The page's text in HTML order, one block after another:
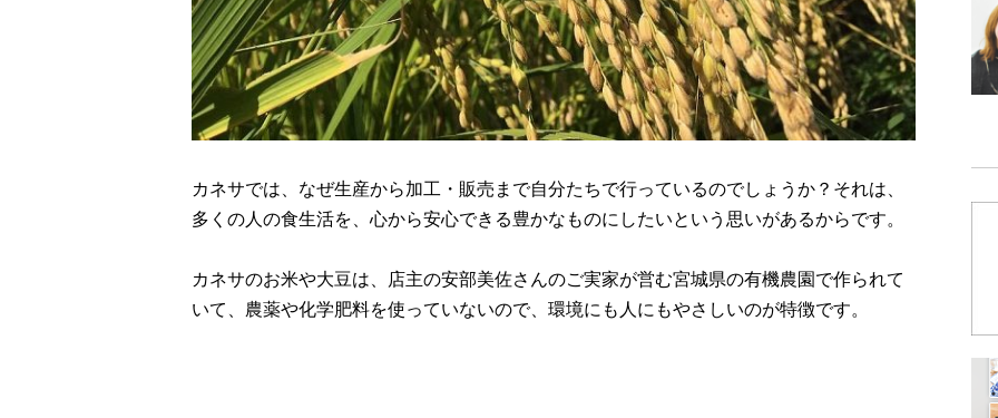
カネサでは、なぜ生産から加工・販売まで自分たちで行っているのでしょうか？それは、
多くの人の食生活を、心から安心できる豊かなものにしたいという思いがあるからです。
カネサのお米や大豆は、店主の安部美佐さんのご実家が営む宮城県の有機農園で作られて
いて、農薬や化学肥料を使っていないので、環境にも人にもやさしいのが特徴です。